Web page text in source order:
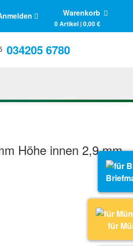
Warenkorb
0 Artikel | 0,00 €
034205 6780
Höhe innen 2,9 mm
für